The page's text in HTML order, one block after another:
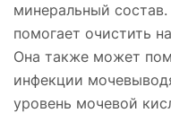
минеральный
помогает очистить
Она также может
инфекции
уровень мочевой